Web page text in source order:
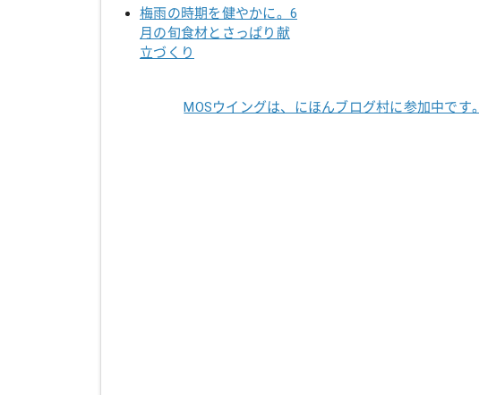
梅雨の時期を健やかに。6
月の旬食材とさっぱり献
立づくり
MOSウイングは、にほんブログ村に参加中です。